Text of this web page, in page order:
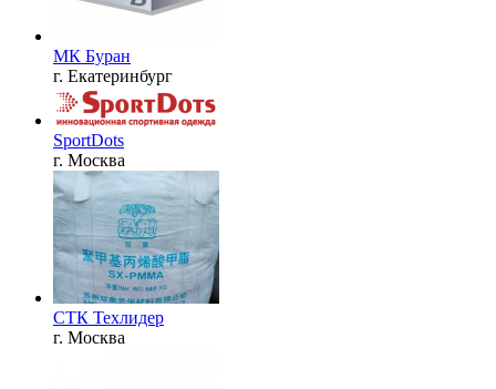
МК Буран
г. Екатеринбург
SportDots
г. Москва
СТК Техлидер
г. Москва